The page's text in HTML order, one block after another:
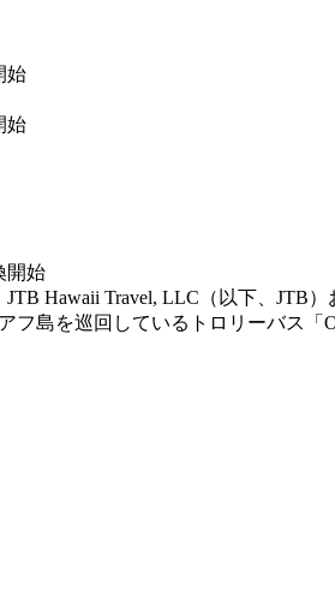
始
始
Hawaii Travel, LLC（以下、JTB
島を巡回しているトロリーバス